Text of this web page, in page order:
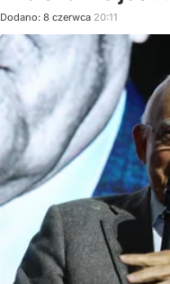
Dodano: 8 czerwca 20:11